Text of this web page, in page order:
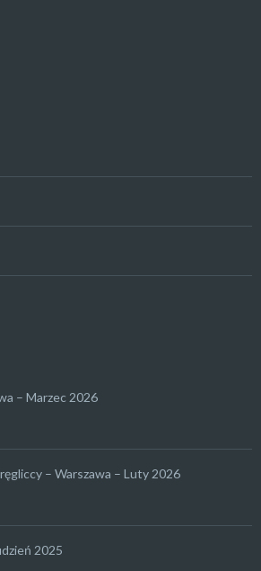
– Marzec 2026
– Warszawa – Luty 2026
2025